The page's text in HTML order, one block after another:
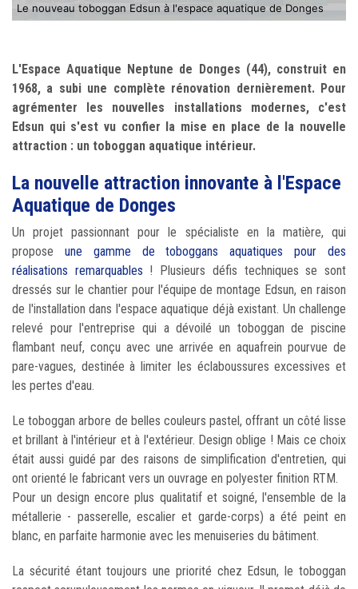
Le nouveau toboggan Edsun à l'espace aquatique de Donges
L'Espace Aquatique Neptune de Donges (44), construit en
1968, a subi une complète rénovation dernièrement. Pour
agrémenter les nouvelles installations modernes, c'est
Edsun qui s'est vu confier la mise en place de la nouvelle
attraction : un toboggan aquatique intérieur.
La nouvelle attraction innovante à l'Espace
Aquatique de Donges
Un projet passionnant pour le spécialiste en la matière, qui
propose une gamme de toboggans aquatiques pour des
réalisations remarquables ! Plusieurs défis techniques se sont
dressés sur le chantier pour l'équipe de montage Edsun, en raison
de l'installation dans l'espace aquatique déjà existant. Un challenge
relevé pour l'entreprise qui a dévoilé un toboggan de piscine
flambant neuf, conçu avec une arrivée en aquafrein pourvue de
pare-vagues, destinée à limiter les éclaboussures excessives et
les pertes d'eau.
Le toboggan arbore de belles couleurs pastel, offrant un côté lisse
et brillant à l'intérieur et à l'extérieur. Design oblige ! Mais ce choix
était aussi guidé par des raisons de simplification d'entretien, qui
ont orienté le fabricant vers un ouvrage en polyester finition RTM.
Pour un design encore plus qualitatif et soigné, l'ensemble de la
métallerie - passerelle, escalier et garde-corps) a été peint en
blanc, en parfaite harmonie avec les menuiseries du bâtiment.
La sécurité étant toujours une priorité chez Edsun, le toboggan